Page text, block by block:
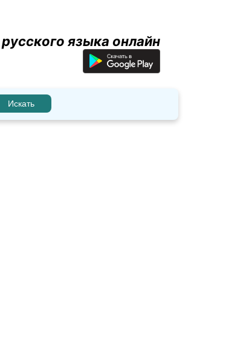
языка онлайн